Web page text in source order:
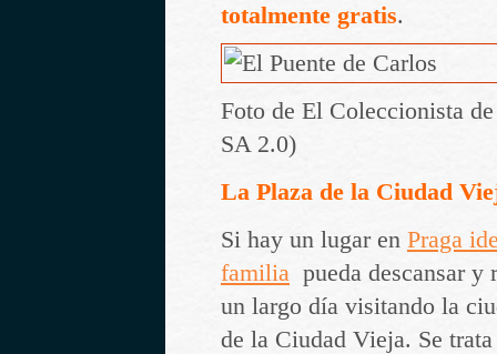
totalmente gratis.
Foto de El Coleccionista
SA 2.0)
La Plaza de la Ciudad
Si hay un lugar en Praga
familia pueda descansar y
un largo día visitando la
de la Ciudad Vieja. Se